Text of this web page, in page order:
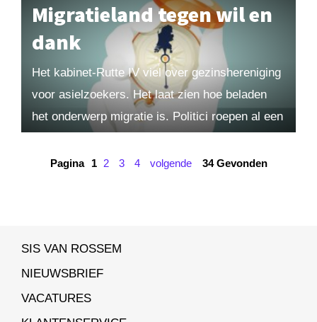
Migratieland tegen wil en
dank
Het kabinet-Rutte IV viel over gezinshereniging
voor asielzoekers. Het laat zien hoe beladen
het onderwerp migratie is. Politici roepen al een
Pagina 1 2 3 4 volgende 34 Gevonden
SIS VAN ROSSEM
NIEUWSBRIEF
VACATURES